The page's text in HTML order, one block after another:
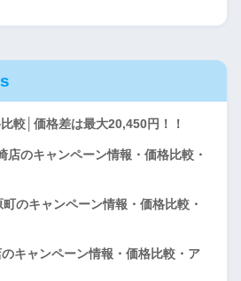
較│価格差は最大20,450円！！
のキャンペーン情報・価格比較・
のキャンペーン情報・価格比較・
キャンペーン情報・価格比較・ア